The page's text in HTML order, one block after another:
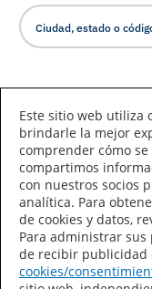
Declaración de
Términos de uso
Este sitio web utiliza
brindarle la mejor
comprender cómo
compartimos
con nuestros socios
analítica. Para
de cookies y datos,
Para administrar
de recibir publicidad
cookies/